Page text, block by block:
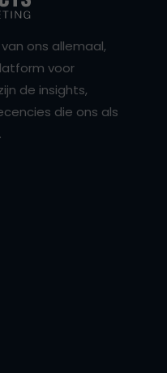
ons allemaal,
voor
de insights,
die ons als